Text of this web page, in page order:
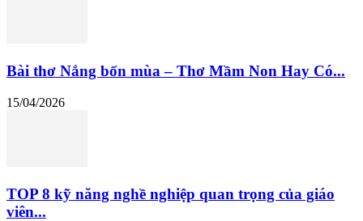
Bài thơ Nắng bốn mùa – Thơ Mầm Non Hay Có...
15/04/2026
TOP 8 kỹ năng nghề nghiệp quan trọng của giáo
viên...